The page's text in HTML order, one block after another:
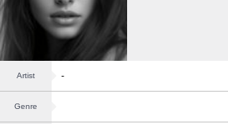
Artist -
Genre